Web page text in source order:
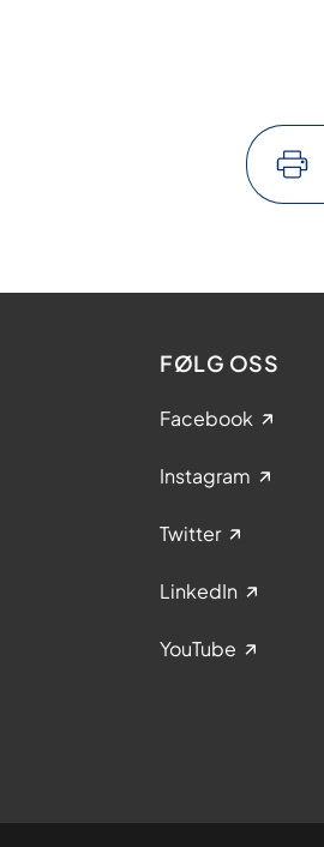
FØLG OSS
Facebook
Instagram
Twitter
LinkedIn
YouTube